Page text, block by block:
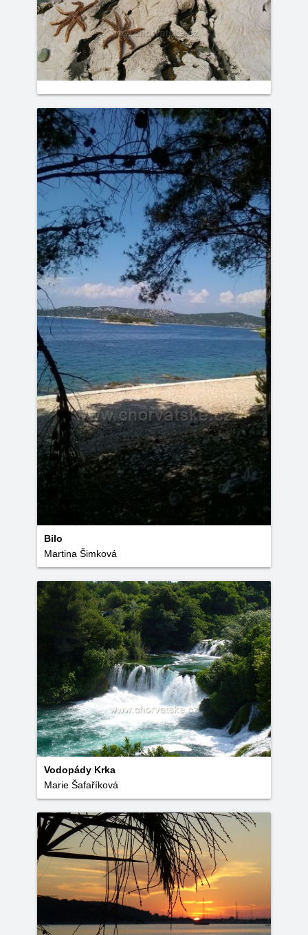
Bilo
Martina Šimková
Vodopády Krka
Marie Šafaříková